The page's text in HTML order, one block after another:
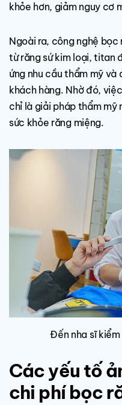
khỏe hơn, giảm nguy cơ
Ngoài ra, công nghệ bọc
từ răng sứ kim loại, titan
ứng nhu cầu thẩm mỹ và
khách hàng. Nhờ đó,
chỉ là giải pháp thẩm mỹ
sức khỏe răng miệng.
Đến nha sĩ
Các yếu tố
chi phí bọc